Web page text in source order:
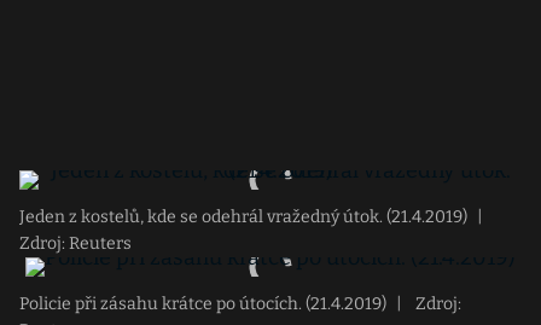
Jeden z kostelů, kde se odehrál vražedný útok. (21.4.2019)
Zdroj: Reuters
Policie při zásahu krátce po útocích. (21.4.2019)
Zdroj: